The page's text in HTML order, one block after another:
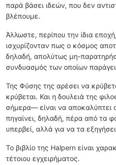
παρά βάσει ιδεών, που δεν
βλέπουμε.
Άλλωστε, περίπου την ίδια
ισχυρίζονταν πως ο κόσμος
δηλαδή, απολύτως μη-
συνδυασμός των οποίων
Της Φύσης της αρέσει να
κρύβεται. Και η δουλειά της
σήμερα— είναι να αποκαλύπτει
πηγαίνει, δηλαδή, πέρα από τα
υπερβεί, αλλά για να τα
Το βιβλίο της Halpern είναι
τέτοιου εγχειρήματος.